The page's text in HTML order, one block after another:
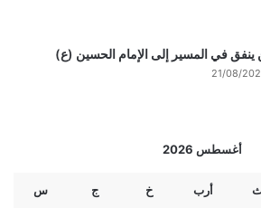
ينفق في المسير إلى الإمام الحسين (ع)
21/08/
أغسطس 2026
أرب خ ج س